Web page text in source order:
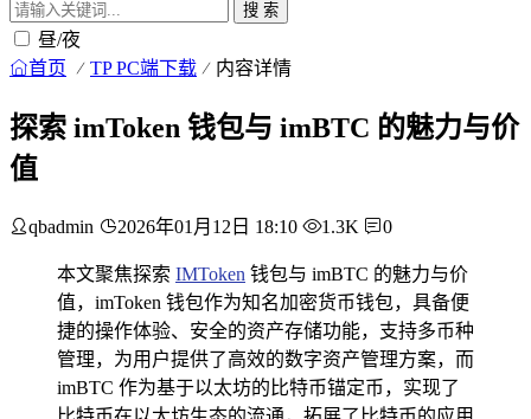
搜 索
昼/夜
首页 TP PC端下载 内容详情
探索 imToken 钱包与 imBTC 的魅力与价
值
qbadmin 2026年01月12日 18:10 1.3K 0
本文聚焦探索 IMToken 钱包与 imBTC 的魅力与价
值，imToken 钱包作为知名加密货币钱包，具备便
捷的操作体验、安全的资产存储功能，支持多币种
管理，为用户提供了高效的数字资产管理方案，而
imBTC 作为基于以太坊的比特币锚定币，实现了